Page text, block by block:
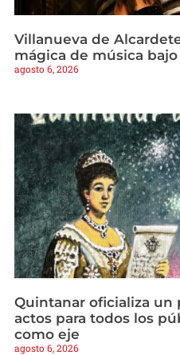
Villanueva de
mágica de música
agosto 6, 2026
Quintanar oficializa un
actos para todos los
como eje
agosto 6, 2026